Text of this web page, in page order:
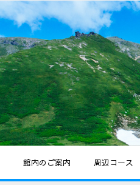
館内のご案内 周辺コース